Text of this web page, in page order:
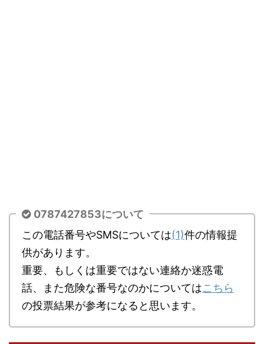
0787427853について
この電話番号やSMSについては(1)件の情報提
供があります。
重要、もしくは重要ではない連絡か迷惑電
話、また危険な番号なのかについてはこちら
の投票結果が参考になると思います。